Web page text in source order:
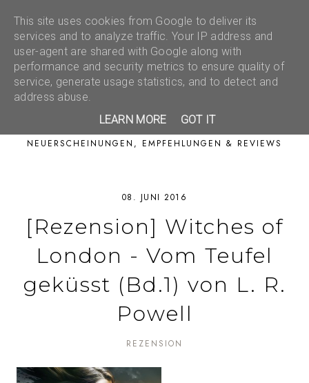
NEUERSCHEINUNGEN, EMPFEHLUNGEN & REVIEWS
08. JUNI 2016
[Rezension] Witches of
London - Vom Teufel
geküsst (Bd.1) von L. R.
Powell
REZENSION
This site uses cookies from Google to deliver its
services and to analyze traffic. Your IP address and
user-agent are shared with Google along with
performance and security metrics to ensure quality of
service, generate usage statistics, and to detect and
address abuse.
LEARN MORE
GOT IT